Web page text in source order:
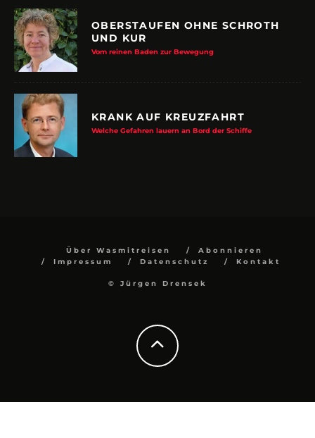
OBERSTAUFEN OHNE SCHROTH
UND KUR
Vom reinen Baden zur Bewegung
KRANK AUF KREUZFAHRT
Welche Gefahren lauern an Bord der Schiffe
Über Wasmitreisen
Abonnieren
Impressum
Datenschutz Kontakt
© Jürgen Drensek